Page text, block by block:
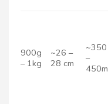
900g
– 1kg
~26 –
28 cm
~350
–
450m